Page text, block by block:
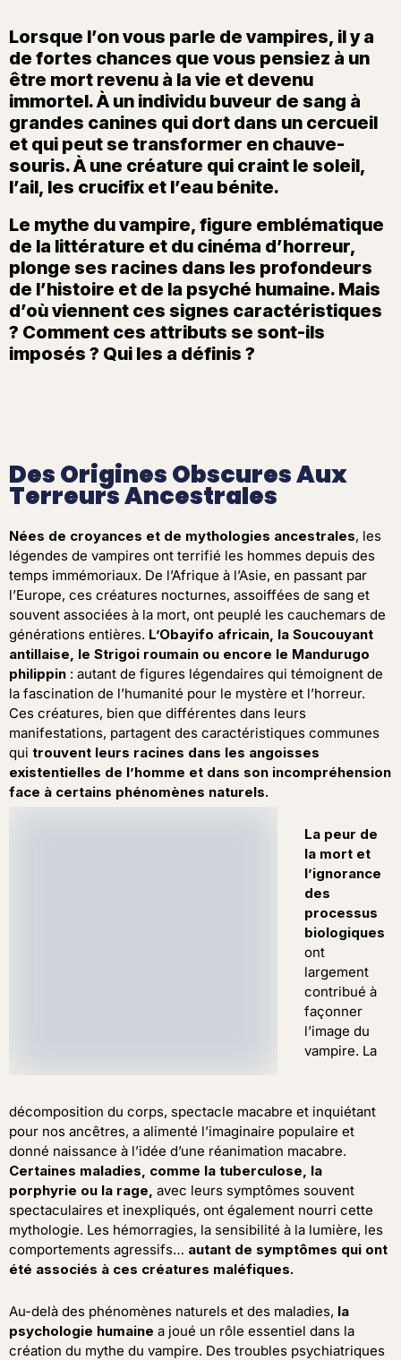
Lorsque l’on vous parle de vampires, il y a
de fortes chances que vous pensiez à un
être mort revenu à la vie et devenu
immortel. À un individu buveur de sang à
grandes canines qui dort dans un cercueil
et qui peut se transformer en chauve-
souris. À une créature qui craint le soleil,
l’ail, les crucifix et l’eau bénite.
Le mythe du vampire, figure emblématique
de la littérature et du cinéma d’horreur,
plonge ses racines dans les profondeurs
de l’histoire et de la psyché humaine. Mais
d’où viennent ces signes caractéristiques
? Comment ces attributs se sont-ils
imposés ? Qui les a définis ?
Des Origines Obscures Aux
Terreurs Ancestrales
Nées de croyances et de mythologies ancestrales, les
légendes de vampires ont terrifié les hommes depuis des
temps immémoriaux. De l’Afrique à l’Asie, en passant par
l’Europe, ces créatures nocturnes, assoiffées de sang et
souvent associées à la mort, ont peuplé les cauchemars de
générations entières. L’Obayifo africain, la Soucouyant
antillaise, le Strigoi roumain ou encore le Mandurugo
philippin : autant de figures légendaires qui témoignent de
la fascination de l’humanité pour le mystère et l’horreur.
Ces créatures, bien que différentes dans leurs
manifestations, partagent des caractéristiques communes
qui trouvent leurs racines dans les angoisses
existentielles de l’homme et dans son incompréhension
face à certains phénomènes naturels.
La peur de
la mort et
l’ignorance
des
processus
biologiques
ont
largement
contribué à
façonner
l’image du
vampire. La
décomposition du corps, spectacle macabre et inquiétant
pour nos ancêtres, a alimenté l’imaginaire populaire et
donné naissance à l’idée d’une réanimation macabre.
Certaines maladies, comme la tuberculose, la
porphyrie ou la rage, avec leurs symptômes souvent
spectaculaires et inexpliqués, ont également nourri cette
mythologie. Les hémorragies, la sensibilité à la lumière, les
comportements agressifs… autant de symptômes qui ont
été associés à ces créatures maléfiques.
Au-delà des phénomènes naturels et des maladies, la
psychologie humaine a joué un rôle essentiel dans la
création du mythe du vampire. Des troubles psychiatriques